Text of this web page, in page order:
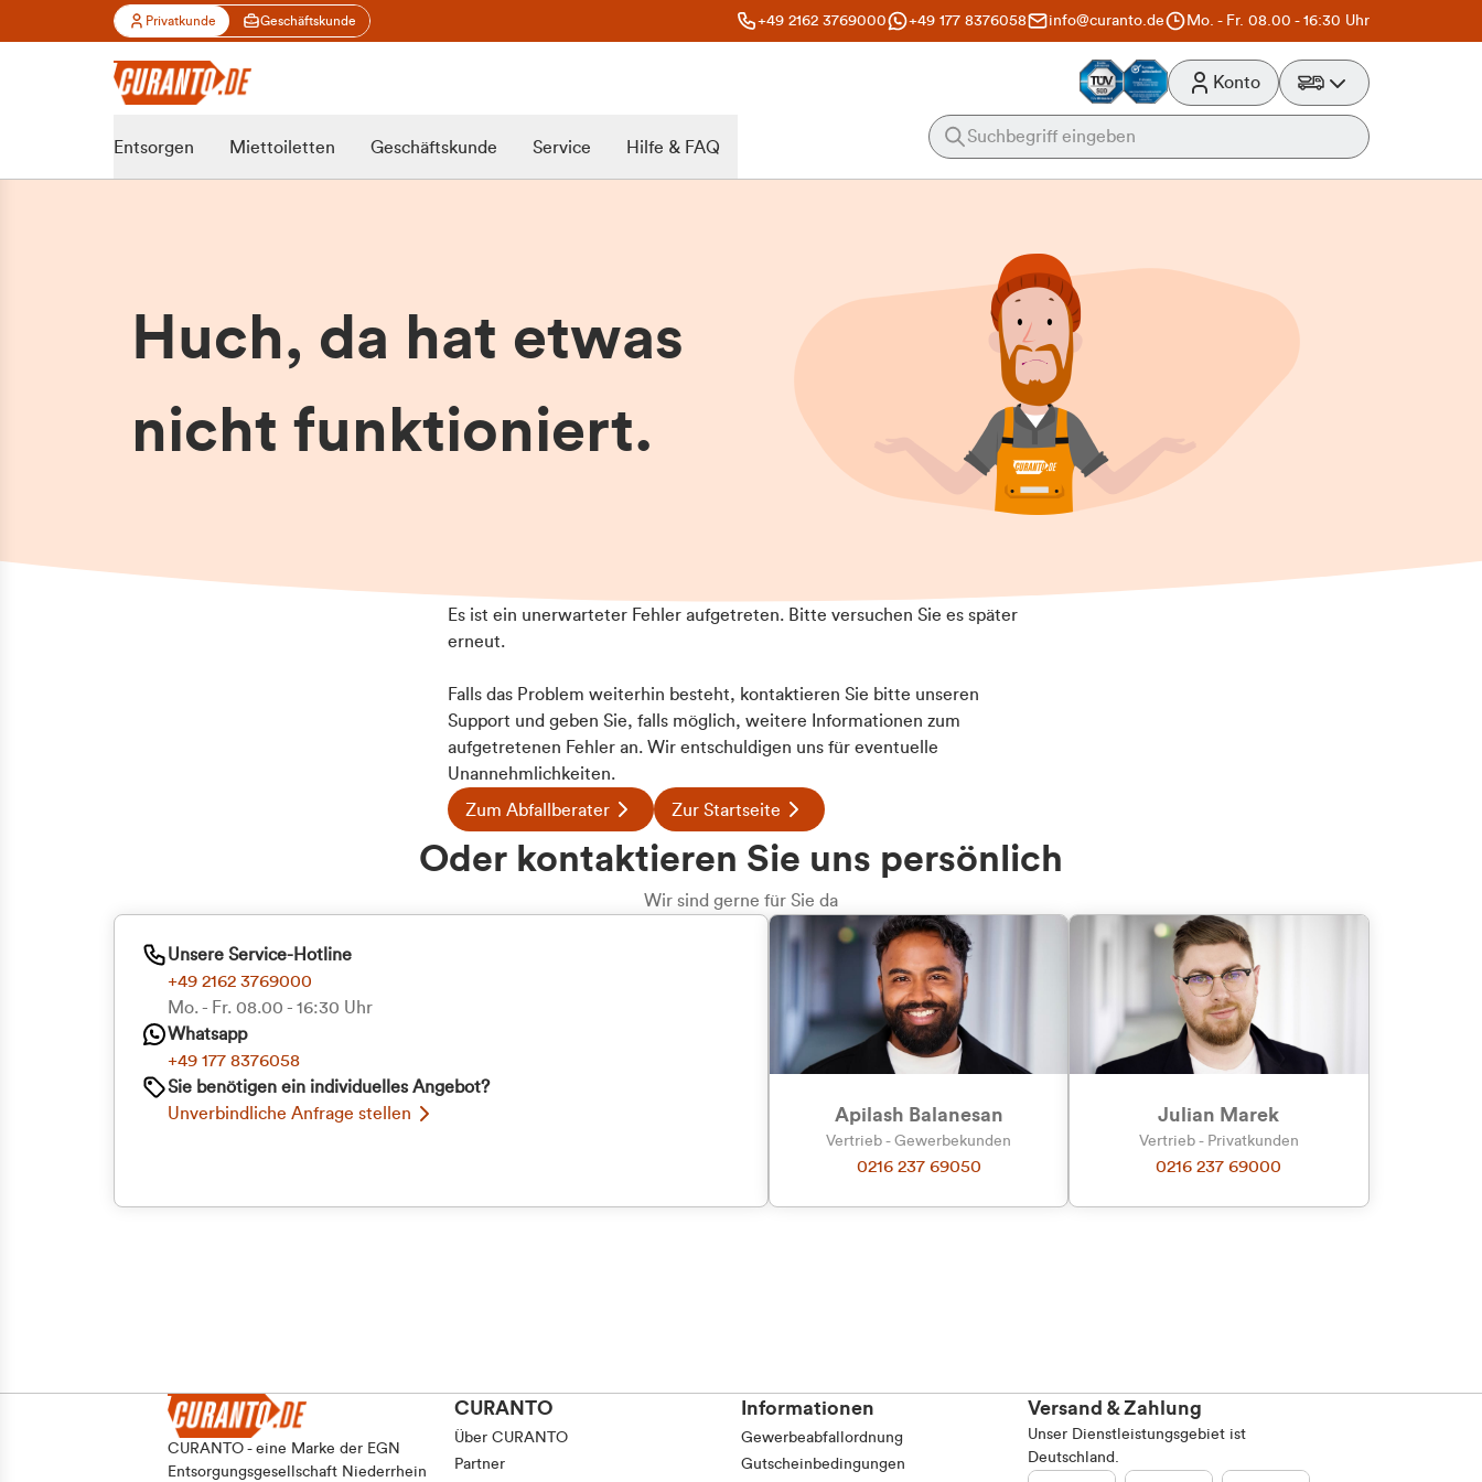
Privatkunde Geschäftskunde +49 2162 3769000 +49 177 8376058 info@curanto.de Mo. - Fr. 08.00 - 16:30 Uhr
Konto
Entsorgen Miettoiletten Geschäftskunde Service Hilfe & FAQ
Huch, da hat etwas
nicht funktioniert.
Es ist ein unerwarteter Fehler aufgetreten. Bitte versuchen Sie es später
erneut.
Falls das Problem weiterhin besteht, kontaktieren Sie bitte unseren
Support und geben Sie, falls möglich, weitere Informationen zum
aufgetretenen Fehler an. Wir entschuldigen uns für eventuelle
Unannehmlichkeiten.
Zum Abfallberater Zur Startseite
Oder kontaktieren Sie uns persönlich
Wir sind gerne für Sie da
Unsere Service-Hotline
+49 2162 3769000
Mo. - Fr. 08.00 - 16:30 Uhr
Whatsapp
+49 177 8376058
Sie benötigen ein individuelles Angebot?
Unverbindliche Anfrage stellen
Apilash Balanesan
Vertrieb - Gewerbekunden
0216 237 69050
Julian Marek
Vertrieb - Privatkunden
0216 237 69000
CURANTO - eine Marke der EGN
Entsorgungsgesellschaft Niederrhein
CURANTO
Über CURANTO
Partner
Informationen
Gewerbeabfallordnung
Gutscheinbedingungen
Versand & Zahlung
Unser Dienstleistungsgebiet ist
Deutschland.